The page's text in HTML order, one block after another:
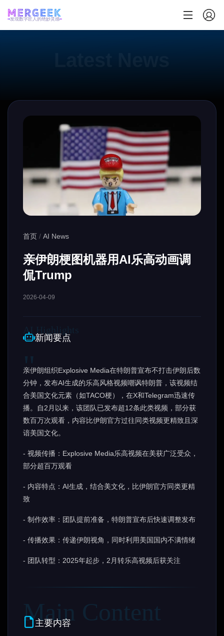
发现数字匠人的绝妙灵感
首页 / AI News
亲伊朗梗图机器用AI乐高动画调
侃Trump
2026-04-09
新闻要点
亲伊朗组织Explosive Media在特朗普宣布不打击伊朗后数
分钟，发布AI生成的乐高风格视频嘲讽特朗普，该视频结
合美国文化元素（如TACO梗），在X和Telegram迅速传
播。自2月以来，该团队已发布超12条此类视频，部分获
数百万次观看，内容比伊朗官方过往同类视频更精致且深
谙美国文化。
- 视频传播：Explosive Media乐高视频在美获广泛受众，
部分超百万观看
- 内容特点：AI生成，结合美文化，比伊朗官方同类更精
致
- 制作效率：团队提前准备，特朗普宣布后快速调整发布
- 传播效果：传递伊朗视角，同时利用美国国内不满情绪
- 团队转型：2025年起步，2月转乐高视频后获关注
主要内容